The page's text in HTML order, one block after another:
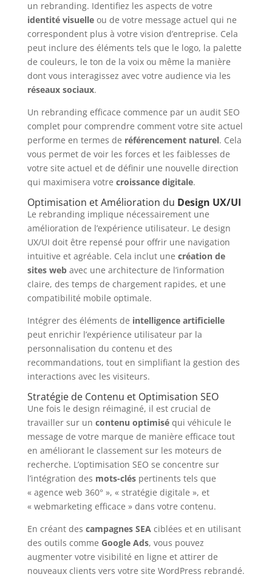
un rebranding. Identifiez les aspects de votre
identité visuelleou de votre message actuel qui ne
correspondent plus à votre vision d’entreprise. Cela
peut inclure des éléments tels que le logo, la palette
de couleurs, le ton de la voix ou même la manière
dont vous interagissez avec votre audience via les
réseaux sociaux.
Un rebranding efficace commence par un audit SEO
complet pour comprendre comment votre site actuel
performe en termes de référencement naturel. Cela
vous permet de voir les forces et les faiblesses de
votre site actuel et de définir une nouvelle direction
qui maximisera votre croissance digitale.
Optimisation et Amélioration du Design UX/UI
Le rebranding implique nécessairement une
amélioration de l’expérience utilisateur. Le design
UX/UI doit être repensé pour offrir une navigation
intuitive et agréable. Cela inclut une création de
sites webavec une architecture de l’information
claire, des temps de chargement rapides, et une
compatibilité mobile optimale.
Intégrer des éléments de intelligence artificielle
peut enrichir l’expérience utilisateur par la
personnalisation du contenu et des
recommandations, tout en simplifiant la gestion des
interactions avec les visiteurs.
Stratégie de Contenu et Optimisation SEO
Une fois le design réimaginé, il est crucial de
travailler sur un contenu optimiséqui véhicule le
message de votre marque de manière efficace tout
en améliorant le classement sur les moteurs de
recherche. L’optimisation SEO se concentre sur
l’intégration des mots-cléspertinents tels que
« agence web 360° », « stratégie digitale », et
« webmarketing efficace » dans votre contenu.
En créant des campagnes SEA ciblées et en utilisant
des outils comme Google Ads, vous pouvez
augmenter votre visibilité en ligne et attirer de
nouveaux clients vers votre site WordPress rebrandé.